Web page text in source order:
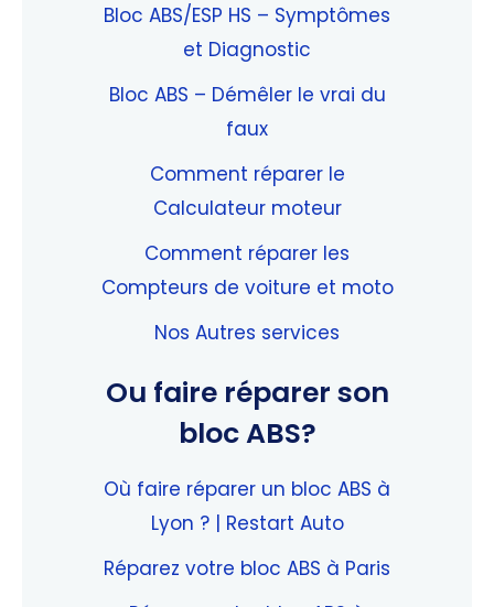
Bloc ABS/ESP HS – Symptômes
et Diagnostic
Bloc ABS – Démêler le vrai du
faux
Comment réparer le
Calculateur moteur
Comment réparer les
Compteurs de voiture et moto
Nos Autres services
Ou faire réparer son
bloc ABS?
Où faire réparer un bloc ABS à
Lyon ? | Restart Auto
Réparez votre bloc ABS à Paris